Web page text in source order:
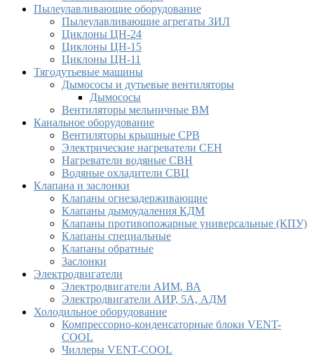
Пылеулавливающие оборудование
Пылеулавливающие агрегаты ЗИЛ
Циклоны ЦН-24
Циклоны ЦН-15
Циклоны ЦН-11
Тягодутьевые машины
Дымососы и дутьевые вентиляторы
Дымососы
Вентиляторы мельничные ВМ
Канальное оборудование
Вентиляторы крышные СРВ
Электрические нагреватели СЕН
Нагреватели водяные СВН
Водяные охладители СВЦ
Клапана и заслонки
Клапаны огнезадерживающие
Клапаны дымоудаления КДМ
Клапаны противопожарные универсальные (КПУ)
Клапаны специальные
Клапаны обратные
Заслонки
Электродвигатели
Электродвигатели АИМ, ВА
Электродвигатели АИР, 5А, АДМ
Холодильное оборудование
Компрессорно-конденсаторные блоки VENT-
COOL
Чиллеры VENT-COOL